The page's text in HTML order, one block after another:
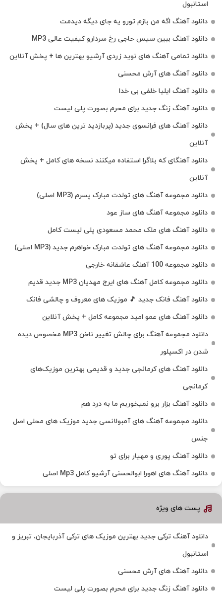
استانبول
دانلود آهنگ اگه من بازم تورو یه جای دیگه دیدمت
دانلود آهنگ ببین سیس حاجی رخ سردارو کیفیت عالی MP3
دانلود تمامی آهنگ های نوید زردی آرشیو بهترین ها + پخش آنلاین
دانلود آهنگ های آرش محسنی
دانلود آهنگ ایلیا خلفی بی خدا
دانلود آهنگ زنگ جدید برای محرم بصورت پلی لیست
دانلود آهنگ های فرانسوی جدید (پربازدید ترین های سال) + پخش
آنلاین
دانلود آهنگای که بلاگرا استفاده میکنند نسخه های کامل + پخش
آنلاین
دانلود مجموعه آهنگ های تولدت مبارک پسرم (MP3 اصلی)
دانلود مجموعه آهنگ های ساز عود
دانلود آهنگ های ملک‌ محمد مسعودی پلی لیست کامل
دانلود مجموعه آهنگ های تولدت مبارک خواهرم جدید (MP3 اصلی)
دانلود مجموعه 100 آهنگ عاشقانه خارجی
دانلود مجموعه کامل آهنگ های ایرج مهدیان MP3 جدید قدیم
دانلود آهنگ فانک جدید 🎵 موزیک‌ های معروف و چالشی فانک
دانلود آهنگ های عمو امید مجموعه کامل + پخش آنلاین
دانلود مجموعه آهنگ برای چالش تغییر ناخن MP3 مخصوص دیده
شدن در اکسپلور
دانلود آهنگ‌ های کرمانجی جدید و قدیمی بهترین موزیک‌های
کرمانجی
دانلود آهنگ بزار برو نمیخوریم ما به درد هم
دانلود مجموعه آهنگ های آمبولانسی جدید موزیک های محلی اصل
جنس
دانلود آهنگ پوری و مهیار برای تو
دانلود آهنگ های اهورا ابوالحسنی آرشیو کامل Mp3 اصلی
پست های ویژه
دانلود آهنگ ترکی جدید بهترین موزیک‌ های ترکی آذربایجان، تبریز و
استانبول
دانلود آهنگ های آرش محسنی
دانلود آهنگ زنگ جدید برای محرم بصورت پلی لیست